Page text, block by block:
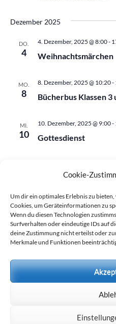
Cookie-
Um dir ein optimales Erlebnis zu
Cookies, um Geräteinformationen zu
Wenn du diesen Technologien
Surfverhalten oder eindeutige IDs auf
deine Zustimmung nicht erteilst oder
Merkmale und Funktionen
Dezember 2025
DO.
4 Weihnachtsmärchen
4. Dezember, 2025 @ 8:00-
MO.
8 Bücherbus Klassen 3
8. Dezember, 2025 @ 10:20-
MI.
10 Gottesdienst
10. Dezember, 2025 @ 9:00-
Kalender